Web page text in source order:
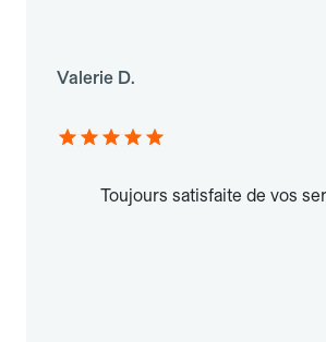
Valerie D.
Toujours satisfaite de vos